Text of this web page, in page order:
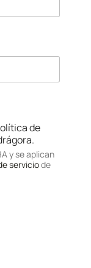
de
y se aplican
serviciode